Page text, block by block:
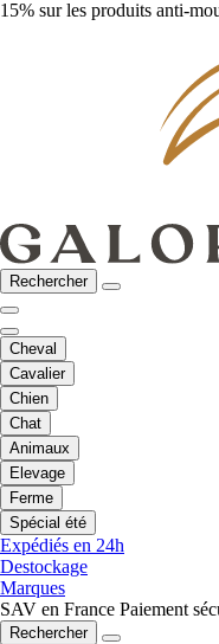
15% sur les produits anti-
Rechercher
Cheval
Cavalier
Chien
Chat
Animaux
Elevage
Ferme
Spécial été
Expédiés en 24h
Destockage
Marques
SAV en France Paiement
Rechercher